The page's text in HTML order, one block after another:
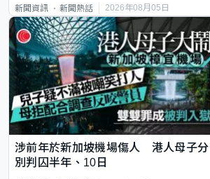
新聞資訊 新聞熱話 2026年08月05日
涉前年於新加坡機場傷人 港人母子分
別判囚半年、10日